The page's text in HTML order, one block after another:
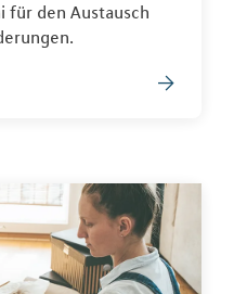
für den Austausch